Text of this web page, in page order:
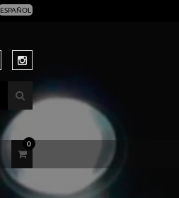
ESPAÑOL
0